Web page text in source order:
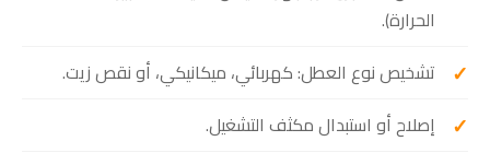
الحرارة).
تشخيص نوع العطل: كهربائي، ميكانيكي، أو نقص زيت.
إصلاح أو استبدال مكثف التشغيل.